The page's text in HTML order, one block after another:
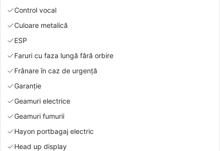
Control vocal
Culoare metalică
ESP
Faruri cu faza lungă fără orbire
Frânare în caz de urgență
Garanție
Geamuri electrice
Geamuri fumurii
Hayon portbagaj electric
Head up display